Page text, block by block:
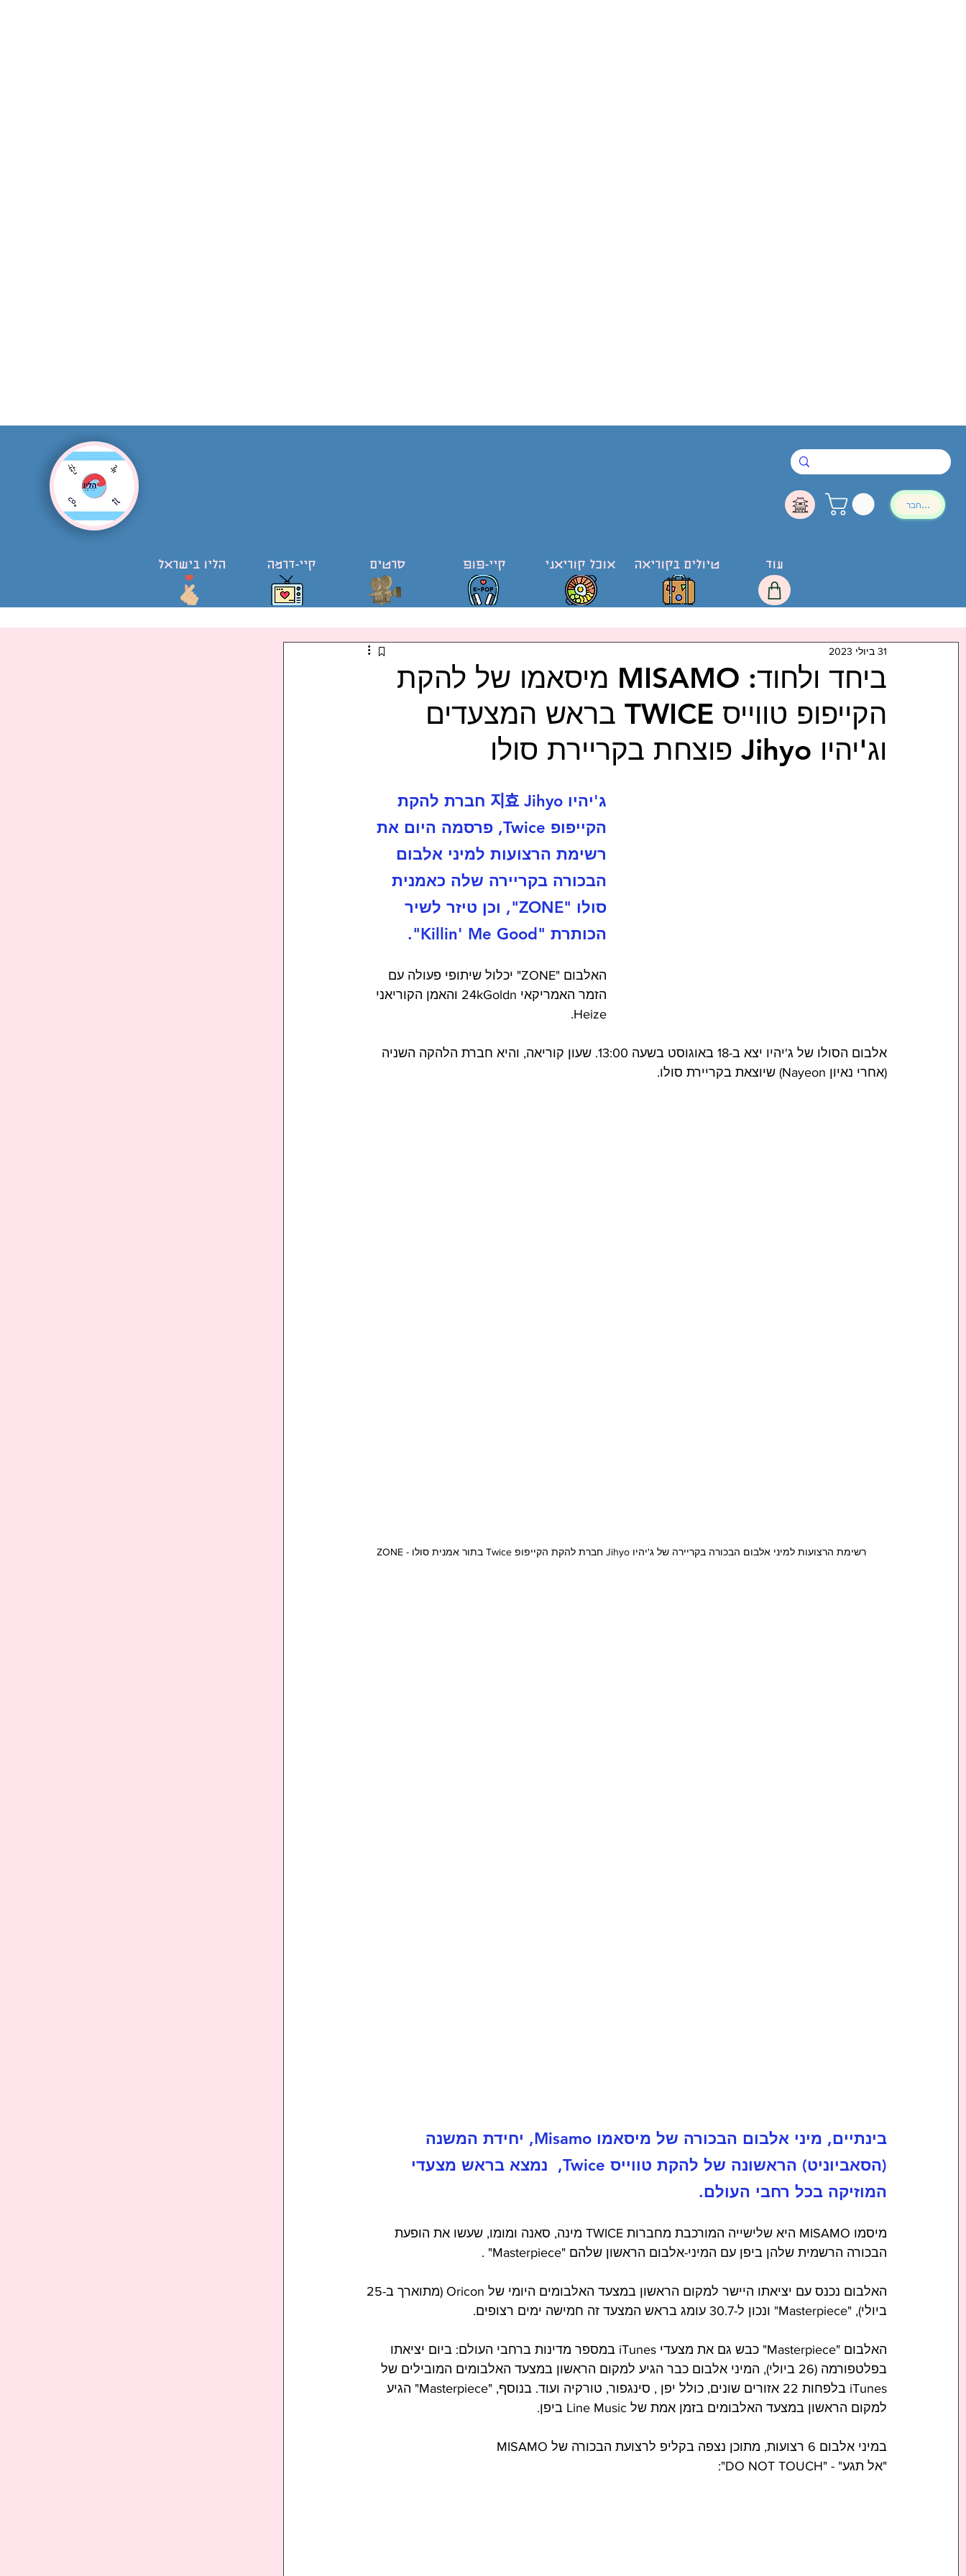
להתחבר
הליו בישראל קיי-דרמה סרטים קיי-פופ אוכל קוריאני טיולים בקוריאה עוד
ביחד ולחוד: MISAMO מיסאמו של להקת
הקייפופ טווייס TWICE בראש המצעדים
וג'יהיו Jihyo פוצחת בקריירת סולו
31 ביולי 2023
ג'יהיו 지효 Jihyo חברת להקת
הקייפופ Twice, פרסמה היום את
רשימת הרצועות למיני אלבום
הבכורה בקריירה שלה כאמנית
סולו "ZONE", וכן טיזר לשיר
הכותרת "Killin' Me Good".
האלבום "ZONE" יכלול שיתופי פעולה עם
הזמר האמריקאי 24kGoldn והאמן הקוריאני
Heize.
אלבום הסולו של ג'יהיו יצא ב-18 באוגוסט בשעה 13:00. שעון קוריאה, והיא חברת הלהקה השניה
(אחרי נאיון Nayeon) שיוצאת בקריירת סולו.
רשימת הרצועות למיני אלבום הבכורה בקריירה של ג'יהיו Jihyo חברת להקת הקייפופ Twice בתור אמנית סולו - ZONE
בינתיים, מיני אלבום הבכורה של מיסאמו Misamo, יחידת המשנה
(הסאביוניט) הראשונה של להקת טווייס Twice,  נמצא בראש מצעדי
המוזיקה בכל רחבי העולם.
מיסמו MISAMO היא שלישייה המורכבת מחברות TWICE מינה, סאנה ומומו, שעשו את הופעת
הבכורה הרשמית שלהן ביפן עם המיני-אלבום הראשון שלהם "Masterpiece" .
ביולי), "Masterpiece" ונכון ל-30.7 עומג בראש המצעד זה חמישה ימים רצופים.
האלבום "Masterpiece" כבש גם את מצעדי iTunes במספר מדינות ברחבי העולם: ביום יציאתו
בפלטפורמה (26 ביולי), המיני אלבום כבר הגיע למקום הראשון במצעד האלבומים המובילים של
iTunes בלפחות 22 אזורים שונים, כולל יפן , סינגפור, טורקיה ועוד. בנוסף, "Masterpiece" הגיע
למקום הראשון במצעד האלבומים בזמן אמת של Line Music ביפן.
במיני אלבום 6 רצועות, מתוכן נצפה בקליפ לרצועת הבכורה של MISAMO
"אל תגע" - "DO NOT TOUCH":